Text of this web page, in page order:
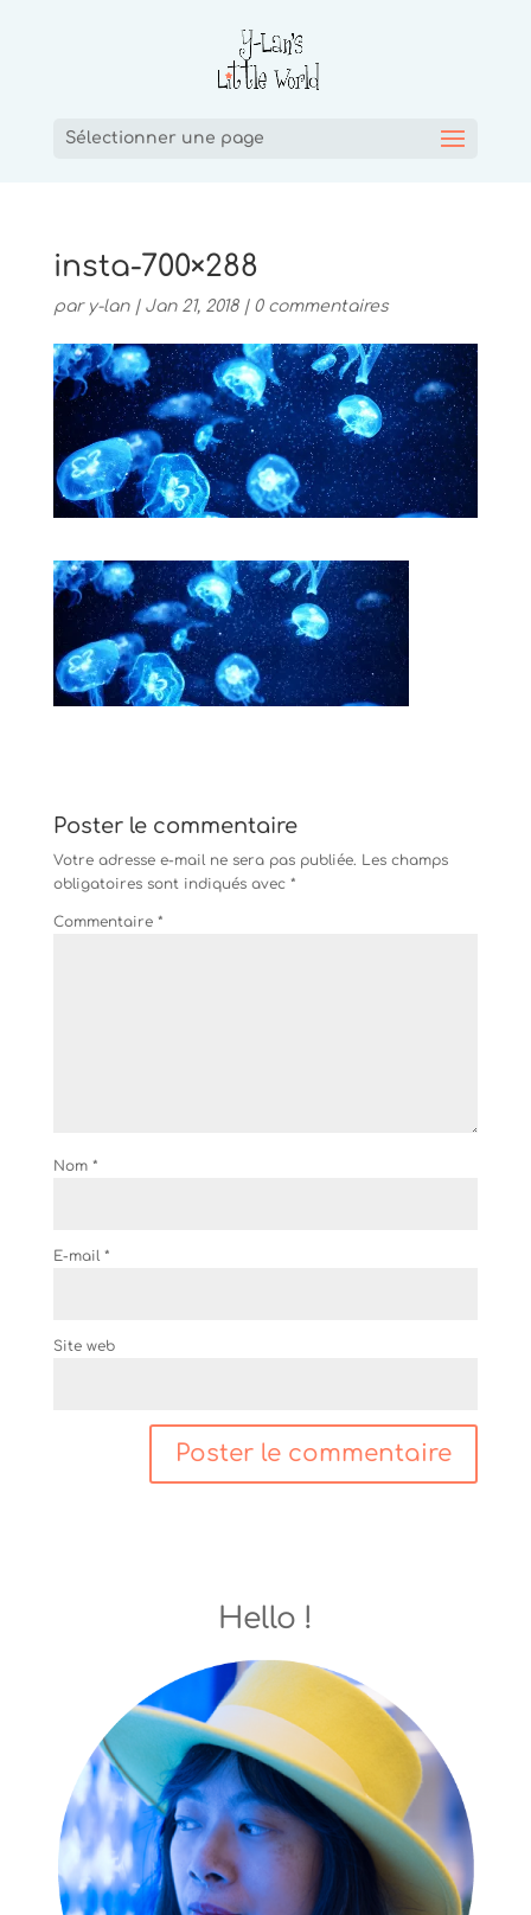
Sélectionner une page
insta-700×288
par y-lan| Jan 21, 2018| 0 commentaires
Poster le commentaire
Votre adresse e-mail ne sera pas publiée. Les champs
obligatoires sont indiqués avec *
Commentaire *
Nom *
E-mail *
Site web
Hello !